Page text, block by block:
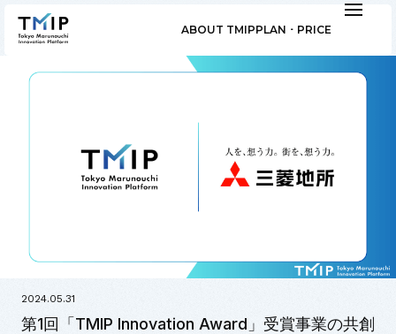
ABOUT TMIPPLAN ･ PRICE
2024.05.31
第1回「TMIP Innovation Award」受賞事業の共創